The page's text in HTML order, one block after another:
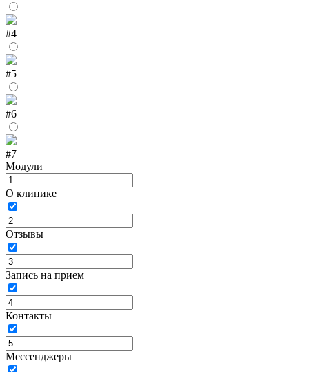
#4
#5
#6
#7
Модули
О клинике
Отзывы
Запись на прием
Контакты
Мессенджеры